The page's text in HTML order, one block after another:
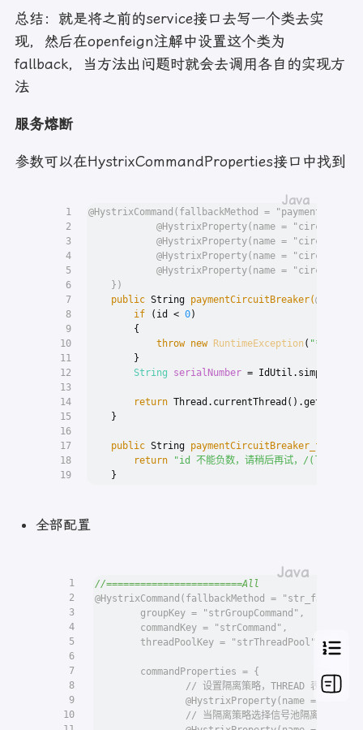
总结：就是将之前的service接口去写一个类去实
现，然后在openfeign注解中设置这个类为
fallback，当方法出问题时就会去调用各自的实现方
法
服务熔断
参数可以在HystrixCommandProperties接口中找到
1
2
3
4
5
6
7
8
9
10
11
12
13
14
15
16
17
18
19
@HystrixCommand(fallbackMethod =
@HystrixProperty(name =
@HystrixProperty(name =
@HystrixProperty(name =
@HystrixProperty(name =
    })
public String paymentCircuitBreaker(
if (id < 0)
        {
throw new RuntimeException ( "******id
        }
String
serialNumber =
return
    }
public String paymentCircuitBreaker_fallback
return
"id 不能负数，请稍后再试，/(ㄒoㄒ
    }
全部配置
1
2
3
4
5
6
7
8
9
10
//========================All
@HystrixCommand(fallbackMethod =
        groupKey = "strGroupCommand",
        commandKey = "strCommand",
        threadPoolKey = "strThreadPool",
        commandProperties = {
// 设置隔离策略，THREAD 表示线程池
@HystrixProperty(name =
// 当隔离策略选择信号池隔离的时候，